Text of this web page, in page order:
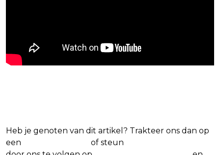
Heb je genoten van dit artikel? Trakteer ons dan op
een
of steun